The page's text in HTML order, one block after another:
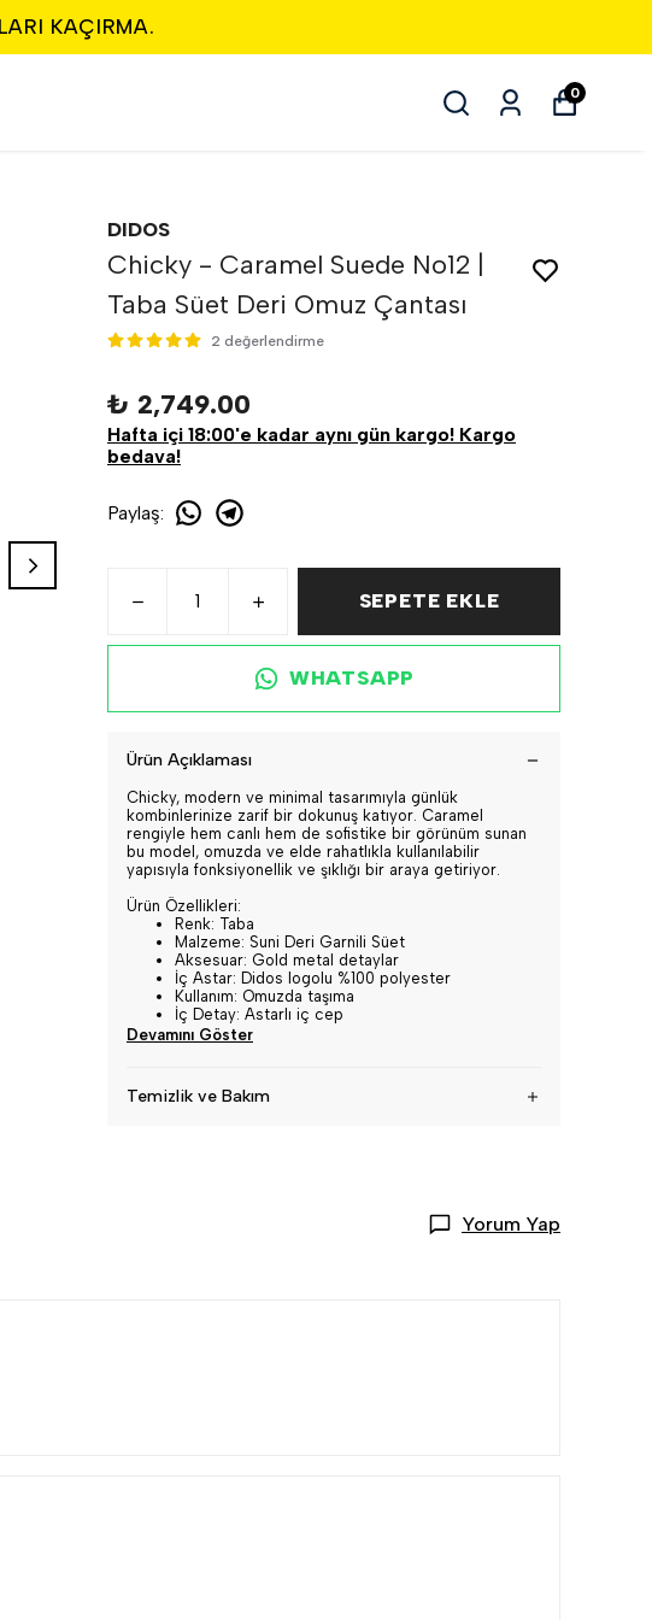
KAÇIRMA.
0
DIDOS
Chicky - Caramel Suede No12 |
Taba Süet Deri Omuz Çantası
2 değerlendirme
₺ 2,749.00
Hafta içi 18:00'e kadar aynı gün kargo! Kargo
bedava!
Paylaş:
SEPETE EKLE
WHATSAPP
Ürün Açıklaması
Chicky, modern ve minimal tasarımıyla günlük
kombinlerinize zarif bir dokunuş katıyor. Caramel
rengiyle hem canlı hem de sofistike bir görünüm sunan
bu model, omuzda ve elde rahatlıkla kullanılabilir
yapısıyla fonksiyonellik ve şıklığı bir araya getiriyor.
Ürün Özellikleri:
Renk: Taba
Malzeme: Suni Deri Garnili Süet
Aksesuar: Gold metal detaylar
İç Astar: Didos logolu %100 polyester
Kullanım: Omuzda taşıma
İç Detay: Astarlı iç cep
Devamını Göster
Temizlik ve Bakım
Yorum Yap